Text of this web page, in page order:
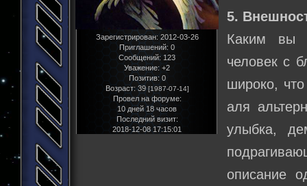
Зарегистрирован: 2012-03-26
Приглашений: 0
Сообщений: 123
Уважение: +2
Позитив: 0
Возраст: 39 [1987-07-14]
Провел на форуме:
10 дней 18 часов
Последний визит:
2018-12-08 17:15:01
5.
Каким вы
человек с
широко,
аля
улыбка,
описание